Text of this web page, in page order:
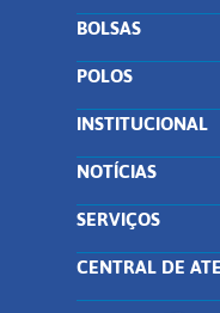
BOLSAS
POLOS
INSTITUCIONAL
NOTÍCIAS
SERVIÇOS
CENTRAL DE